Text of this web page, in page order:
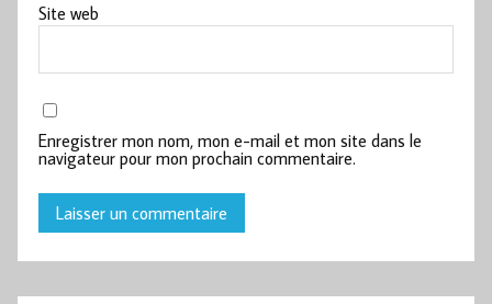
Site web
Enregistrer mon nom, mon e-mail et mon site dans le
navigateur pour mon prochain commentaire.